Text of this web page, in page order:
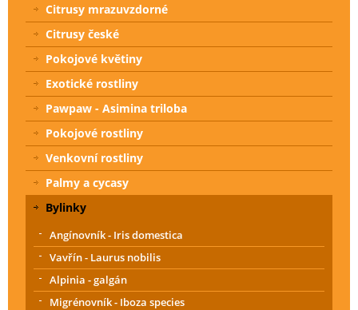
Citrusy mrazuvzdorné
Citrusy české
Pokojové květiny
Exotické rostliny
Pawpaw - Asimina triloba
Pokojové rostliny
Venkovní rostliny
Palmy a cycasy
Bylinky
Angínovník - Iris domestica
Vavřín - Laurus nobilis
Alpinia - galgán
Migrénovník - Iboza species